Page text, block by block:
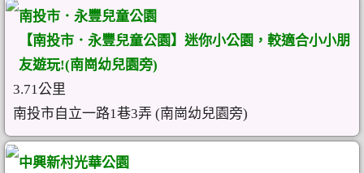
南投市．永豐兒童公園
【南投市．永豐兒童公園】迷你小公園，較適合小小朋
友遊玩!(南崗幼兒園旁)
3.71公里
南投市自立一路1巷3弄 (南崗幼兒園旁)
中興新村光華公園